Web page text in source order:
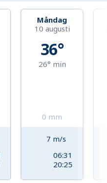
Måndag
10 augusti
36°
26° min
0 mm
7 m/s
06:31
20:25